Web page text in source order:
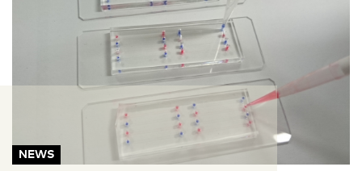
NEWS